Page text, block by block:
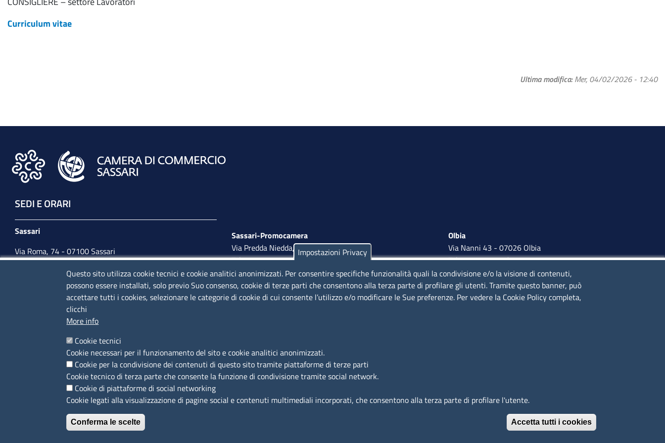
Curriculum vitae
Ultima modifica Mer, 04/02/2026 - 12:40
SEDI E ORARI
Sassari
Via Roma, 74 - 07100 Sassari
Tel. 079 2080274
lunedì - venerdì: 10,00 - 13,00; mercoledì pomeriggio:
Sassari-Promocamera
Via Predda Niedda, 18 - 07100 Sassari
Tel. 079 263 8800 | Fax 079 2638810
lunedì al venerdì: 10,00 - 13,00; mercoledì pomeriggio:
15,30 - 17,00
Olbia
Via Nanni 43 - 07026 Olbia
Tel. 0789 66122 | 0789 69580
mail:ufficio.olbia@ss.camcom.it
lunedì al venerdì: 9,00 - 12,00; lunedì pomeriggio: 16,00 -
Camera di Commercio, Industria, Artigianato e
Agricoltura di Sassari
cciaa@ss.legalmail.camcom.it
01047570906
80000930901
Codice Univoco per le fatture elettroniche
Segnalazione di illecito
Amministrazione Trasparente
Accesso riservato
È un servizio realizzato da
Impostazioni Privacy
Questo sito utilizza cookie tecnici e cookie analitici anonimizzati. Per consentire specifiche funzionalità quali la condivisione e/o la visione di contenuti,
possono essere installati, solo previo Suo consenso, cookie di terze parti che consentono alla terza parte di profilare gli utenti. Tramite questo banner, può
accettare tutti i cookies, selezionare le categorie di cookie di cui consente l’utilizzo e/o modificare le Sue preferenze. Per vedere la Cookie Policy completa,
clicchi
More info
Cookie tecnici
Cookie necessari per il funzionamento del sito e cookie analitici anonimizzati.
Cookie per la condivisione dei contenuti di questo sito tramite piattaforme di terze parti
Cookie tecnico di terza parte che consente la funzione di condivisione tramite social network.
Cookie di piattaforme di social networking
Cookie legati alla visualizzazione di pagine social e contenuti multimediali incorporati, che consentono alla terza parte di profilare l'utente.
Conferma le scelte Accetta tutti i cookies